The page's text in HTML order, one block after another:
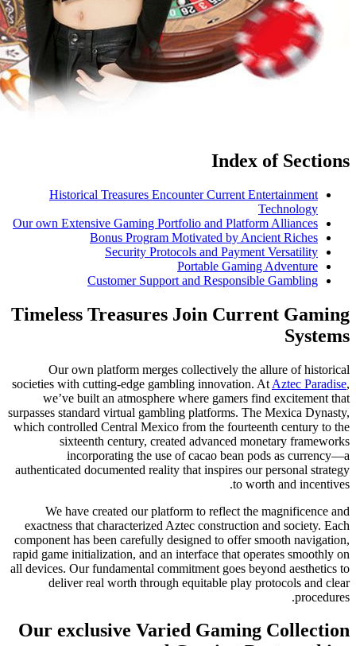
Historical
Our own Extensive
Timeless
Our own
societies with
we’ve built an
surpasses standard
which controlled
sixteenth
authenticated
We have
exactness that
component has
rapid game
all devices. Our
deliver real
Our